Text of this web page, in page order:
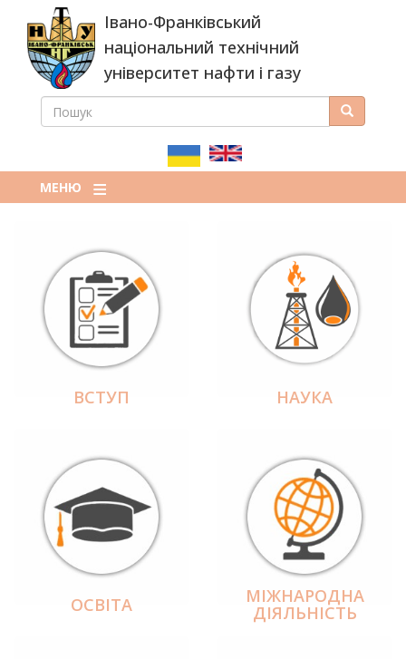
основного
вмісту
Івано-Франківський
національний технічний
університет нафти і газу
ПОШУКОВА
ПОШУК Пошук
МЕНЮ
ВСТУП НАУКА
ОСВІТА МІЖНАРОДНА
ДІЯЛЬНІCТЬ